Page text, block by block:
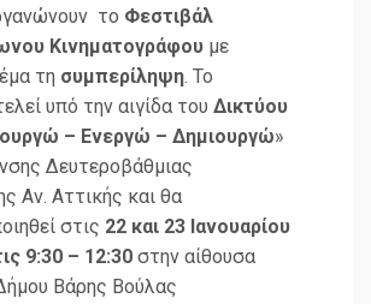
το Φεστιβάλ
Κινηματογράφου με
τη συμπερίληψη. Το
υπό την αιγίδα του Δικτύου
– Ενεργώ – Δημιουργώ»
Δευτεροβάθμιας
Αν. Αττικής και θα
στις 22 και 23 Ιανουαρίου
9:30 – 12:30 στην αίθουσα
Βάρης Βούλας